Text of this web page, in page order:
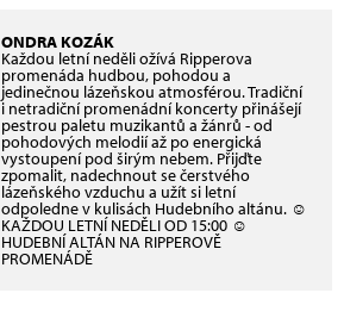
ONDRA KOZÁK
Každou letní neděli ožívá Ripperova
promenáda hudbou, pohodou a
jedinečnou lázeňskou atmosférou. Tradiční
i netradiční promenádní koncerty přinášejí
pestrou paletu muzikantů a žánrů - od
pohodových melodií až po energická
vystoupení pod širým nebem. Přijďte
zpomalit, nadechnout se čerstvého
lázeňského vzduchu a užít si letní
odpoledne v kulisách Hudebního altánu. ☺
KAŽDOU LETNÍ NEDĚLI OD 15:00 ☺
HUDEBNÍ ALTÁN NA RIPPEROVĚ
PROMENÁDĚ